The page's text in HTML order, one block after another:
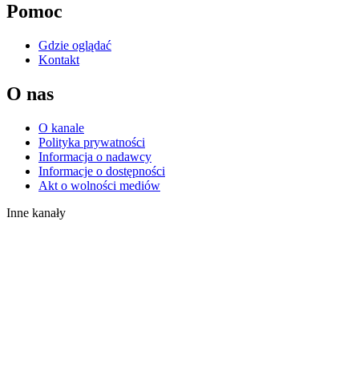
Pomoc
Gdzie oglądać
Kontakt
O nas
O kanale
Polityka prywatności
Informacja o nadawcy
Informacje o dostępności
Akt o wolności mediów
Inne kanały